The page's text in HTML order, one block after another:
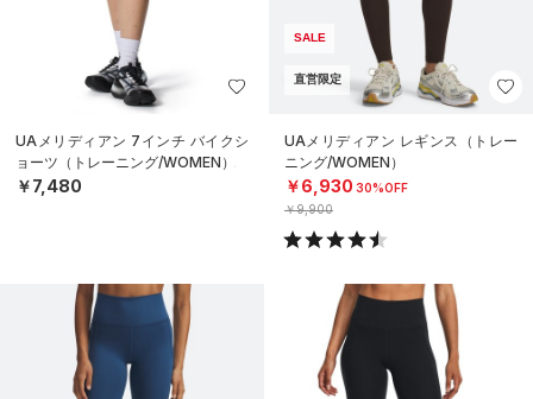
UAメリディアン 7インチ バイクシ
ョーツ（トレーニング/WOMEN）
￥7,480
SALE
直営限定
UAメリディアン レギンス（トレー
ニング/WOMEN）
￥6,930 30%OFF
￥9,900